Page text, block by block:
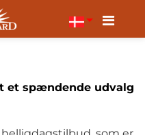
Menu
et spændende udvalg